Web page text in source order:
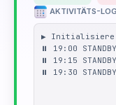
AKTIVITÄTS-LOG
▶ Initialisiere
⏸️ 19:00
⏸️ 19:15
⏸️ 19:30